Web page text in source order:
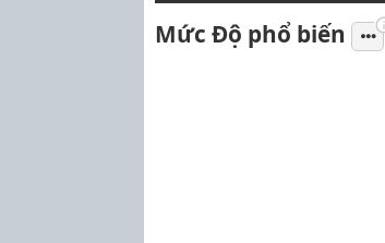
Mức Độ phổ biến